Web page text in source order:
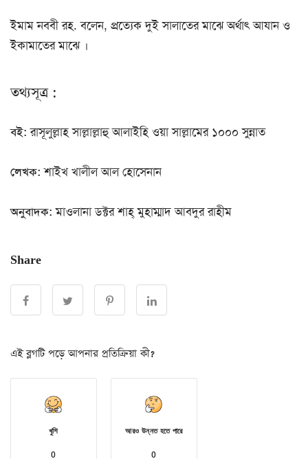
ইমাম নববী রহ. বলেন, প্রত্যেক দুই সালাতের মাঝে অর্থাৎ আযান ও
ইকামাতের মাঝে ।
তথ্যসূত্র :
বই: রাসূলুল্লাহ সাল্লাল্লাহু আলাইহি ওয়া সাল্লামের ১০০০ সুন্নাত
লেখক: শাইখ খালীল আল হোসেনান
অনুবাদক: মাওলানা ডক্টর শাহ্‌ মুহাম্মাদ আবদুর রাহীম
Share
এই ব্লগটি পড়ে আপনার প্রতিক্রিয়া কী?
খুশি
0
আরও উন্নত হতে পারে
0